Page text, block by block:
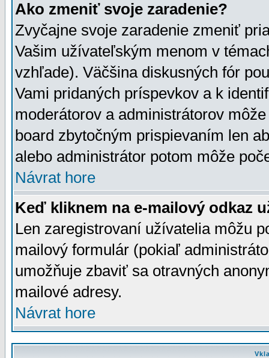
Ako zmeniť svoje zaradenie?
Zvyčajne svoje zaradenie zmeniť
Vašim užívateľským menom v
vzhľade). Väčšina diskusných fór
Vami pridaných príspevkov a k
moderátorov a administrátorov
board zbytočným prispievaním len
alebo administrátor potom môže
Návrat hore
Keď kliknem na e-mailový odkaz
Len zaregistrovaní užívatelia môžu
mailový formulár (pokiaľ
umožňuje zbaviť sa otravných
mailové adresy.
Návrat hore